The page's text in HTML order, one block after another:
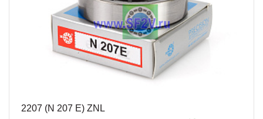
2207 (N 207 E) ZNL